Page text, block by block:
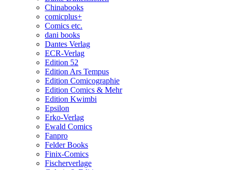
Chinabooks
comicplus+
Comics etc.
dani books
Dantes Verlag
ECR-Verlag
Edition 52
Edition Ars Tempus
Edition Comicographie
Edition Comics & Mehr
Edition Kwimbi
Epsilon
Erko-Verlag
Ewald Comics
Fanpro
Felder Books
Finix-Comics
Fischerverlage